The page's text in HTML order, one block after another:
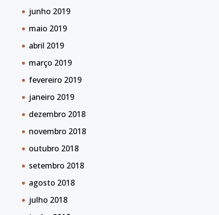
junho 2019
maio 2019
abril 2019
março 2019
fevereiro 2019
janeiro 2019
dezembro 2018
novembro 2018
outubro 2018
setembro 2018
agosto 2018
julho 2018